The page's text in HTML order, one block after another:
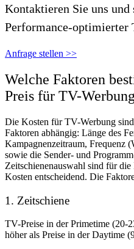
Kontaktieren Sie uns
Performance-optimierter
Anfrage stellen >>
Welche Faktoren
Preis für TV-
Die Kosten für TV-Werbung
Faktoren abhängig: Länge des
Kampagnenzeitraum, Frequenz
sowie die Sender- und
Zeitschienenauswahl sind für
Kosten entscheidend. Die
1. Zeitschiene
TV-Preise in der Primetime (20-
höher als Preise in der Daytime